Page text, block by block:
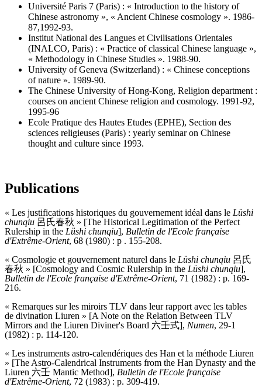
Université Paris 7 (Paris) : « Introduction to the history of
Chinese astronomy », « Ancient Chinese cosmology ». 1986-
87,1992-93.
Institut National des Langues et Civilisations Orientales
(INALCO, Paris) : « Practice of classical Chinese language »,
« Methodology in Chinese Studies ». 1988-90.
University of Geneva (Switzerland) : « Chinese conceptions
of nature ». 1989-90.
The Chinese University of Hong-Kong, Religion department :
courses on ancient Chinese religion and cosmology. 1991-92,
1995-96
Ecole Pratique des Hautes Etudes (EPHE), Section des
sciences religieuses (Paris) : yearly seminar on Chinese
thought and culture since 1993.
Publications
« Les justifications historiques du gouvernement idéal dans le Lüshi
chunqiu 呂氏春秋 » [The Historical Legitimation of the Perfect
Rulership in the Lüshi chunqiu], Bulletin de l'Ecole française
d'Extrême-Orient, 68 (1980) : p . 155-208.
« Cosmologie et gouvernement naturel dans le Lüshi chunqiu 呂氏
春秋 » [Cosmology and Cosmic Rulership in the Lüshi chunqiu],
Bulletin de l'Ecole française d'Extrême-Orient, 71 (1982) : p. 169-
216.
« Remarques sur les miroirs TLV dans leur rapport avec les tables
de divination Liuren » [A Note on the Relation Between TLV
Mirrors and the Liuren Diviner's Board 六壬式], Numen, 29-1
(1982) : p. 114-120.
« Les instruments astro-calendériques des Han et la méthode Liuren
» [The Astro-Calendrical Instruments from the Han Dynasty and the
Liuren 六壬 Mantic Method], Bulletin de l'Ecole française
d'Extrême-Orient, 72 (1983) : p. 309-419.